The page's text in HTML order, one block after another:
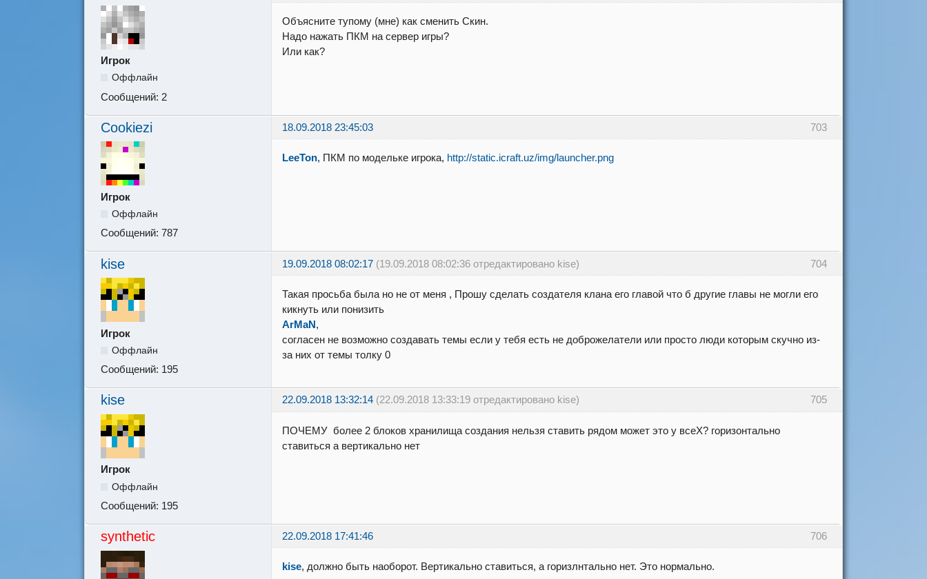
Игрок
Оффлайн
Сообщений: 2
Объясните тупому (мне) как сменить Скин.
Надо нажать ПКМ на сервер игры?
Или как?
703
Cookiezi 18.09.2018 23:45:03
Игрок
Оффлайн
Сообщений: 787
LeeTon, ПКМ по модельке игрока, http://static.icraft.uz/img/launcher.png
704
kise 19.09.2018 08:02:17 (19.09.2018 08:02:36 отредактировано kise)
Игрок
Оффлайн
Сообщений: 195
Такая просьба была но не от меня , Прошу сделать создателя клана его главой что б другие главы не могли его
кикнуть или понизить
ArMaN,
согласен не возможно создавать темы если у тебя есть не доброжелатели или просто люди которым скучно из-
за них от темы толку 0
705
kise 22.09.2018 13:32:14 (22.09.2018 13:33:19 отредактировано kise)
Игрок
Оффлайн
Сообщений: 195
ПОЧЕМУ более 2 блоков хранилища создания нельзя ставить рядом может это у всеХ? горизонтально
ставиться а вертикально нет
706
synthetic 22.09.2018 17:41:46
kise, должно быть наоборот. Вертикально ставиться, а горизлнтально нет. Это нормально.